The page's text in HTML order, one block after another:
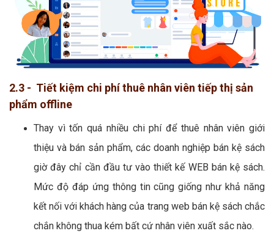
2.3 - Tiết kiệm chi phí thuê nhân viên tiếp thị sản
phẩm offline
Thay vì tốn quá nhiều chi phí để thuê nhân viên giới
thiệu và bán sản phẩm, các doanh nghiệp bán kệ sách
giờ đây chỉ cần đầu tư vào thiết kế WEB bán kệ sách.
Mức độ đáp ứng thông tin cũng giống như khả năng
kết nối với khách hàng của trang web bán kệ sách chắc
chắn không thua kém bất cứ nhân viên xuất sắc nào.